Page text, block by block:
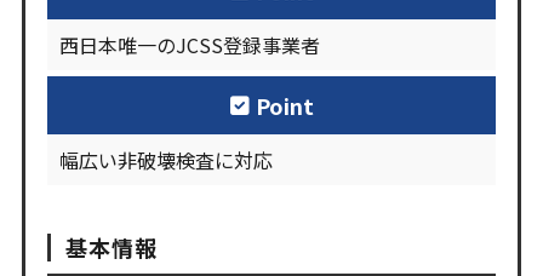
西日本唯一のJCSS登録事業者
Point
幅広い非破壊検査に対応
基本情報